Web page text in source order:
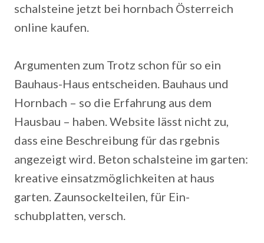
schalsteine jetzt bei hornbach Österreich
online kaufen.
Argumenten zum Trotz schon für so ein
Bauhaus-Haus entscheiden. Bauhaus und
Hornbach – so die Erfahrung aus dem
Hausbau – haben. Website lässt nicht zu,
dass eine Beschreibung für das rgebnis
angezeigt wird. Beton schalsteine im garten:
kreative einsatzmöglichkeiten at haus
garten. Zaunsockelteilen, für Ein-
schubplatten, versch.